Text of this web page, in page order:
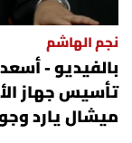
نجم الهاشم
تأسيس جهاز
ميشال يارد